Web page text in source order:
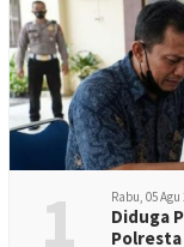
1 Rabu, 05 Agu
Diduga
Polresta